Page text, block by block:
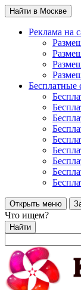
Найти в Москве
Реклама на
Бесплатные
Открыть меню
Что ищем?
Найти